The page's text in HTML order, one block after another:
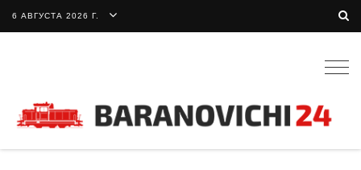
6 АВГУСТА 2026 Г.